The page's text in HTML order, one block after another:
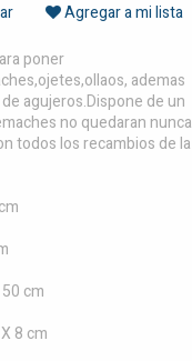
Agregar a mi lista
poner
ademas
agujeros.Dispone de un
no quedaran nunca
todos los recambios de la
cm
8 cm